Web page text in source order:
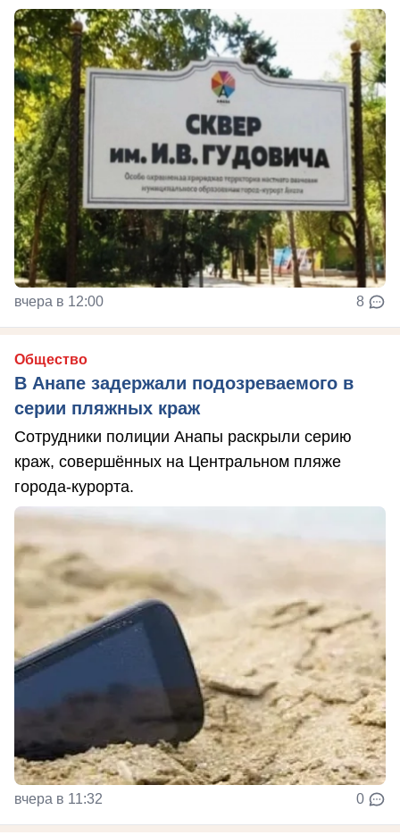
вчера в 12:00 8
Общество
В Анапе задержали подозреваемого в
серии пляжных краж
Сотрудники полиции Анапы раскрыли серию
краж, совершённых на Центральном пляже
города-курорта.
вчера в 11:32 0